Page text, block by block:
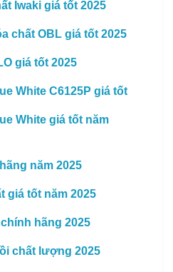
Iwaki giá tốt 2025
chất OBL giá tốt 2025
giá tốt 2025
White C6125P giá tốt
White giá tốt năm
năm 2025
giá tốt năm 2025
hãng 2025
chất lượng 2025